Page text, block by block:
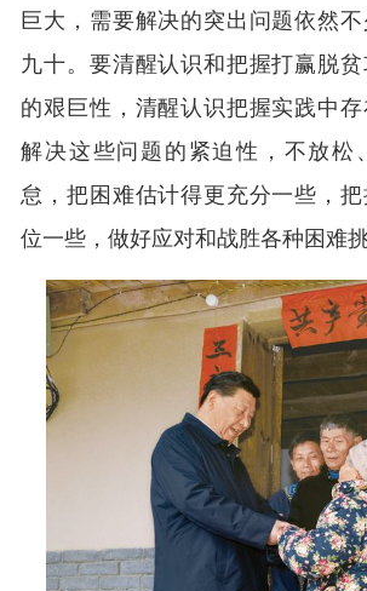
巨大，需要解决的突出问题依然
九十。要清醒认识和把握打赢脱
的艰巨性，清醒认识把握实践中
解决这些问题的紧迫性，不放松
怠，把困难估计得更充分一些，
位一些，做好应对和战胜各种困难挑